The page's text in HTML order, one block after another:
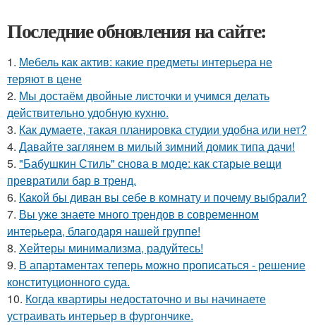
Последние обновления на сайте:
1. Мебель как актив: какие предметы интерьера не
теряют в цене
2. Мы достаём двойные листочки и учимся делать
действительно удобную кухню.
3. Как думаете, такая планировка студии удобна или нет?
4. Давайте заглянем в милый зимний домик типа дачи!
5. "Бабушкин Стиль" снова в моде: как старые вещи
превратили бар в тренд.
6. Какой бы диван вы себе в комнату и почему выбрали?
7. Вы уже знаете много трендов в современном
интерьера, благодаря нашей группе!
8. Хейтеры минимализма, радуйтесь!
9. В апартаментах теперь можно прописаться - решение
конституционного суда.
10. Когда квартиры недостаточно и вы начинаете
устраивать интерьер в фургончике.